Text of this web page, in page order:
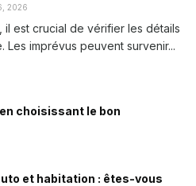
2026
il est crucial de vérifier les détails
imprévus peuvent survenir...
choisissant le bon
et habitation : êtes-vous